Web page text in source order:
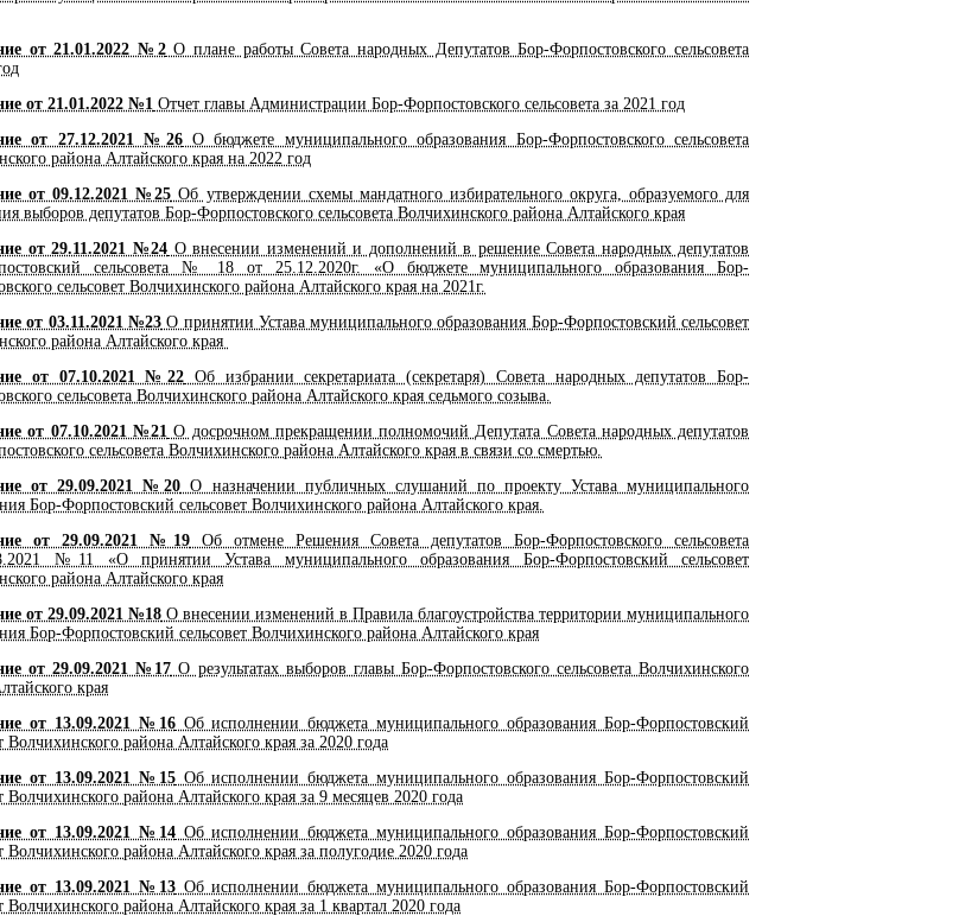
от 21.01.2022 №2О плане работы Совета народных Депутатов Бор-Форпостовского сельсовета
от 21.01.2022 №1 Отчет главы Администрации Бор-Форпостовского сельсовета за 2021 год
от 27.12.2021 №26О бюджете муниципального образования Бор-Форпостовского сельсовета
района Алтайского края на 2022 год
от 09.12.2021 №25 Об утверждении схемы мандатного избирательного округа, образуемого для
выборов депутатов Бор-Форпостовского сельсовета Волчихинского района Алтайского края
от 29.11.2021 №24 О внесении изменений и дополнений в решение Совета народных депутатов
сельсовета № 18 от 25.12.2020г. «О бюджете муниципального образования Бор-
сельсовет Волчихинского района Алтайского края на 2021г.
от 03.11.2021 №23 О принятии Устава муниципального образования Бор-Форпостовский сельсовет
района Алтайского края
от 07.10.2021 №22 Об избрании секретариата (секретаря) Совета народных депутатов Бор-
сельсовета Волчихинского района Алтайского края седьмого созыва.
от 07.10.2021 №21 О досрочном прекращении полномочий Депутата Совета народных депутатов
сельсовета Волчихинского района Алтайского края в связи со смертью.
от 29.09.2021 №20 О назначении публичных слушаний по проекту Устава муниципального
Бор-Форпостовский сельсовет Волчихинского района Алтайского края.
от 29.09.2021 №19 Об отмене Решения Совета депутатов Бор-Форпостовского сельсовета
№11 «О принятии Устава муниципального образования Бор-Форпостовский сельсовет
района Алтайского края
от 29.09.2021 №18 О внесении изменений в Правила благоустройства территории муниципального
Бор-Форпостовский сельсовет Волчихинского района Алтайского края
от 29.09.2021 №17 О результатах выборов главы Бор-Форпостовского сельсовета Волчихинского
края
от 13.09.2021 №16Об исполнении бюджета муниципального образования Бор-Форпостовский
Волчихинского района Алтайского края за 2020 года
от 13.09.2021 №15Об исполнении бюджета муниципального образования Бор-Форпостовский
Волчихинского района Алтайского края за 9 месяцев 2020 года
от 13.09.2021 №14Об исполнении бюджета муниципального образования Бор-Форпостовский
Волчихинского района Алтайского края за полугодие 2020 года
от 13.09.2021 №13Об исполнении бюджета муниципального образования Бор-Форпостовский
Волчихинского района Алтайского края за 1 квартал 2020 года